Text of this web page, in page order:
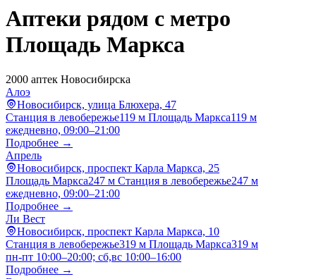
Аптеки рядом с метро
Площадь Маркса
2000 аптек Новосибирска
Алоэ
Новосибирск, улица Блюхера, 47
Станция в левобережье119 м Площадь Маркса119 м
ежедневно, 09:00–21:00
Подробнее →
Апрель
Новосибирск, проспект Карла Маркса, 25
Площадь Маркса247 м Станция в левобережье247 м
ежедневно, 09:00–21:00
Подробнее →
Ли Вест
Новосибирск, проспект Карла Маркса, 10
Станция в левобережье319 м Площадь Маркса319 м
пн-пт 10:00–20:00; сб,вс 10:00–16:00
Подробнее →